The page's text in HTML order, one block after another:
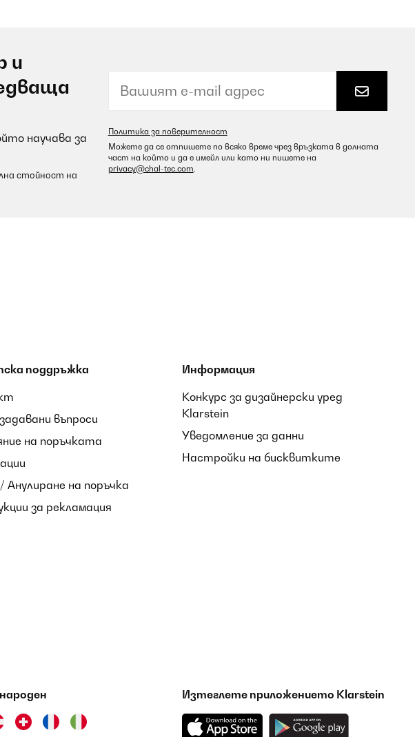
и
научава за
стойност на
Политика за поверителност
Можете да се отпишете по всяко време чрез връзката в долната
част на който и да е имейл или като ни пишете на
privacy@chal-tec.com.
поддръжка
въпроси
на поръчката
Анулиране на поръчка
за рекламация
Информация
Конкурс за дизайнерски уред
Klarstein
Уведомление за данни
Настройки на бисквитките
Изтеглете приложението Klarstein